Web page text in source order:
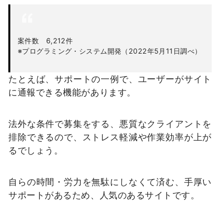
案件数 6,212件
※プログラミング・システム開発（2022年5月11日調べ）
たとえば、サポートの一例で、ユーザーがサイト
に通報できる機能があります。
法外な条件で募集をする、悪質なクライアントを
排除できるので、ストレス軽減や作業効率が上が
るでしょう。
自らの時間・労力を無駄にしなくて済む、手厚い
サポートがあるため、人気のあるサイトです。